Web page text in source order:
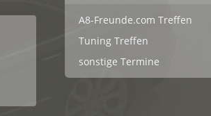
A8-Freunde.com Treffen
Tuning Treffen
sonstige Termine